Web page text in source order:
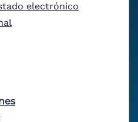
electrónico